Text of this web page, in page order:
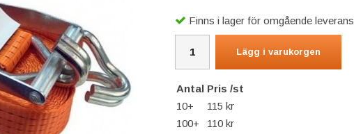
Finns i lager för omgående leverans
Lägg i varukorgen
Antal Pris /st
10+
115 kr
100+
110 kr